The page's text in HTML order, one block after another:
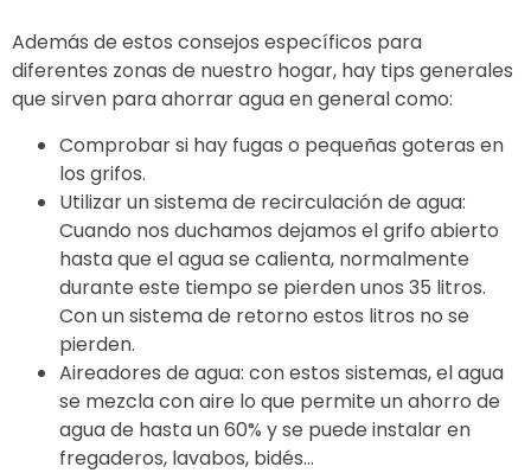
Además de estos consejos específicos para
diferentes zonas de nuestro hogar, hay tips generales
que sirven para ahorrar agua en general como:
Comprobar si hay fugas o pequeñas goteras en
los grifos.
Utilizar un sistema de recirculación de agua:
Cuando nos duchamos dejamos el grifo abierto
hasta que el agua se calienta, normalmente
durante este tiempo se pierden unos 35 litros.
Con un sistema de retorno estos litros no se
pierden.
Aireadores de agua: con estos sistemas, el agua
se mezcla con aire lo que permite un ahorro de
agua de hasta un 60% y se puede instalar en
fregaderos, lavabos, bidés…